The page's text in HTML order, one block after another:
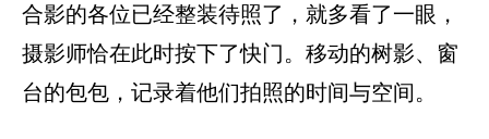
合影的各位已经整装待照了，就多看了一眼，
摄影师恰在此时按下了快门。移动的树影、窗
台的包包，记录着他们拍照的时间与空间。